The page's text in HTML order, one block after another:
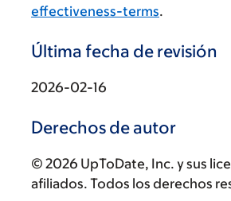
effectiveness-terms.
Última fecha de revisión
2026-02-16
Derechos de autor
© 2026 UpToDate, Inc. y sus
afiliados. Todos los derechos